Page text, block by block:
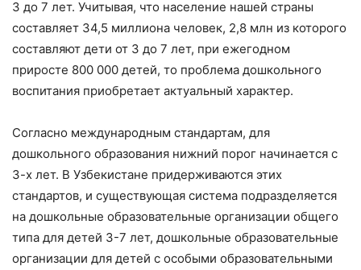
3 до 7 лет. Учитывая, что население нашей страны
составляет 34,5 миллиона человек, 2,8 млн из которого
составляют дети от 3 до 7 лет, при ежегодном
приросте 800 000 детей, то проблема дошкольного
воспитания приобретает актуальный характер.
Согласно международным стандартам, для
дошкольного образования нижний порог начинается с
3-х лет. В Узбекистане придерживаются этих
стандартов, и существующая система подразделяется
на дошкольные образовательные организации общего
типа для детей 3-7 лет, дошкольные образовательные
организации для детей с особыми образовательными